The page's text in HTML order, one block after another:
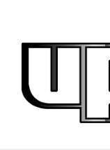
content